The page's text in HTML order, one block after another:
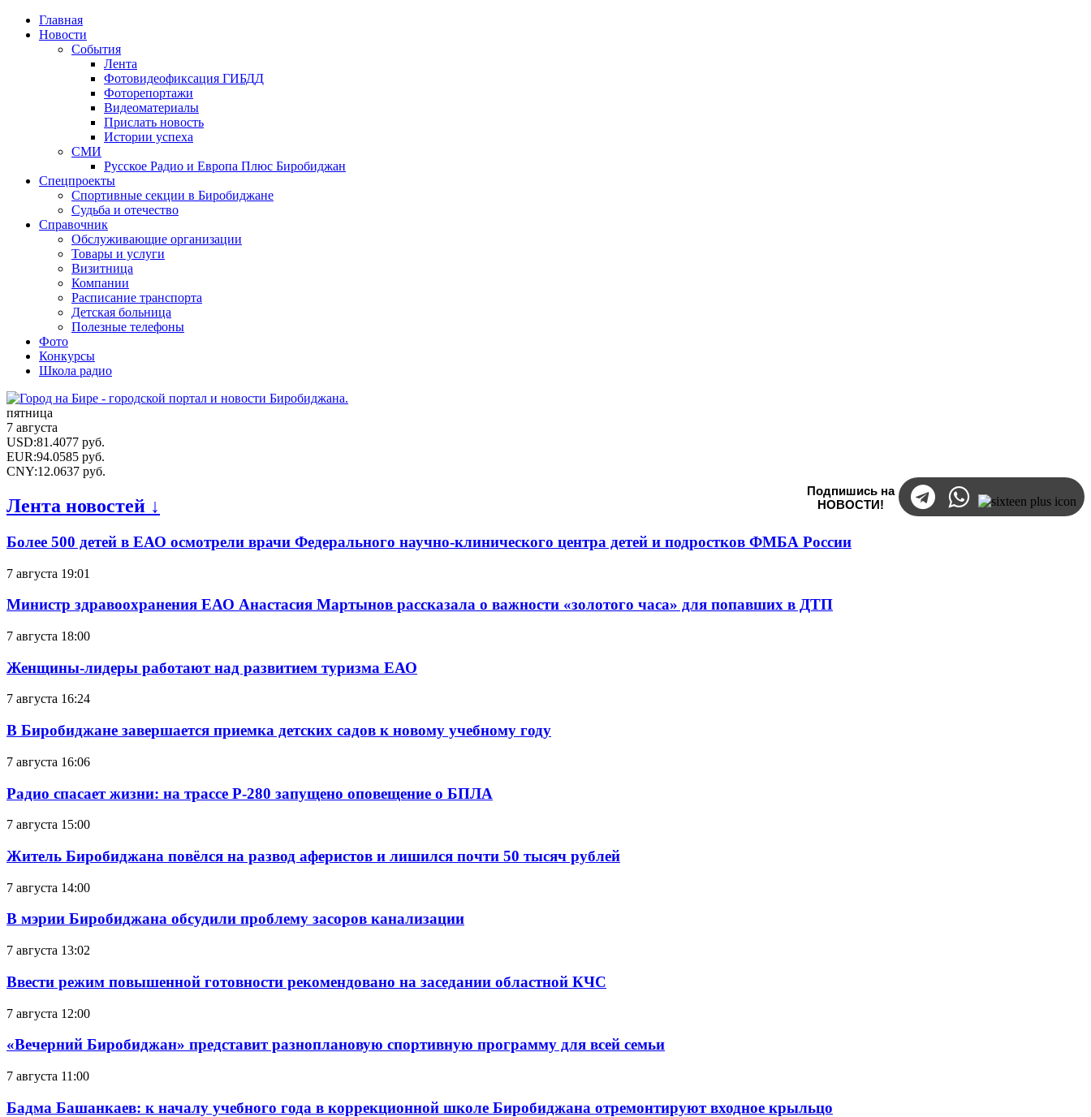
Главная
Новости
События
Лента
Фотовидеофиксация ГИБДД
Фоторепортажи
Видеоматериалы
Прислать новость
Истории успеха
СМИ
Русское Радио и Европа Плюс Биробиджан
Спецпроекты
Спортивные секции в Биробиджане
Судьба и отечество
Справочник
Обслуживающие организации
Товары и услуги
Визитница
Компании
Расписание транспорта
Детская больница
Полезные телефоны
Фото
Конкурсы
Школа радио
пятница
7 августа
USD:81.4077 руб.
EUR:94.0585 руб.
CNY:12.0637 руб.
Подпишись на
НОВОСТИ!
Лента новостей ↓
Более 500 детей в ЕАО осмотрели врачи Федерального научно-клинического центра детей и подростков ФМБА России
7 августа 19:01
Министр здравоохранения ЕАО Анастасия Мартынов рассказала о важности «золотого часа» для попавших в ДТП
7 августа 18:00
Женщины-лидеры работают над развитием туризма ЕАО
7 августа 16:24
В Биробиджане завершается приемка детских садов к новому учебному году
7 августа 16:06
Радио спасает жизни: на трассе Р-280 запущено оповещение о БПЛА
7 августа 15:00
Житель Биробиджана повёлся на развод аферистов и лишился почти 50 тысяч рублей
7 августа 14:00
В мэрии Биробиджана обсудили проблему засоров канализации
7 августа 13:02
Ввести режим повышенной готовности рекомендовано на заседании областной КЧС
7 августа 12:00
«Вечерний Биробиджан» представит разноплановую спортивную программу для всей семьи
7 августа 11:00
Бадма Башанкаев: к началу учебного года в коррекционной школе Биробиджана отремонтируют входное крыльцо